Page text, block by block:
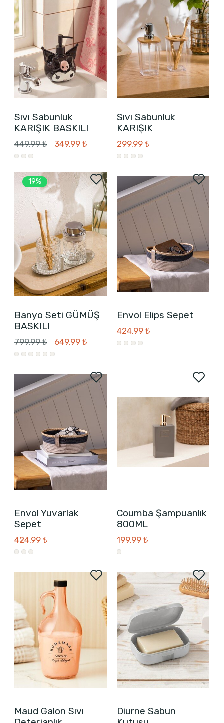
Sıvı Sabunluk
KARIŞIK BASKILI
449,99 ₺ 349,99 ₺
Sıvı Sabunluk
KARIŞIK
299,99 ₺
19%
Banyo Seti GÜMÜŞ
BASKILI
799,99 ₺ 649,99 ₺
Envol Elips Sepet
424,99 ₺
Envol Yuvarlak
Sepet
424,99 ₺
Coumba Şampuanlık
800ML
199,99 ₺
Maud Galon Sıvı
Diurne Sabun